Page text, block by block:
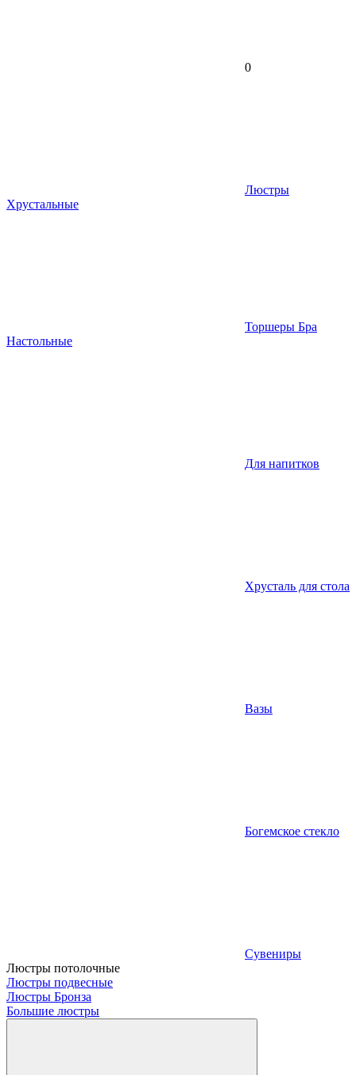
0
Люстры
Хрустальные
Торшеры Бра
Настольные
Для напитков
Хрусталь для стола
Вазы
Богемское стекло
Сувениры
Люстры потолочные
Люстры подвесные
Люстры Бронза
Большие люстры